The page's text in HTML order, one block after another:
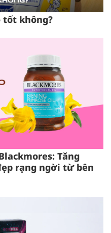
tốt không?
Tăng
rạng ngời từ bên